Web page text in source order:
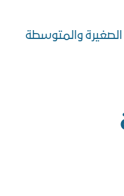
الصغيرة والمتوسطة